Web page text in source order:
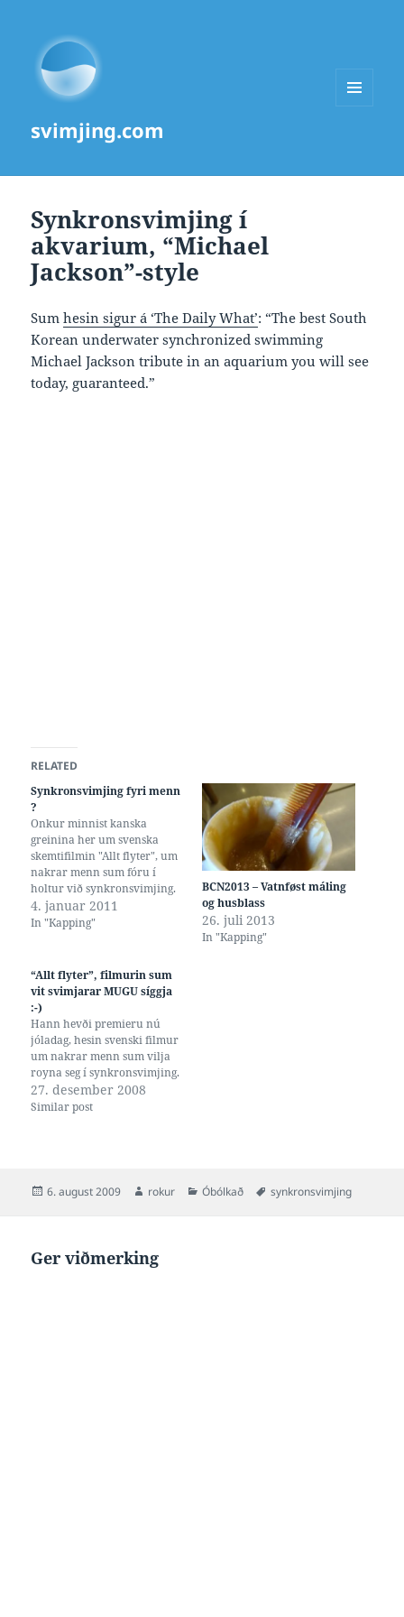
svimjing.com
Synkronsvimjing í
akvarium, “Michael
Jackson”-style
Sumhesin sigur á ‘The Daily What’: “The best South
Korean underwater synchronized swimming
Michael Jackson tribute in an aquarium you will see
today, guaranteed.”
RELATED
Synkronsvimjing fyri menn
?
Onkur minnist kanska
greinina her um svenska
skemtifilmin "Allt flyter", um
nakrar menn sum fóru í
holtur við synkronsvimjing.
Eftir øllum at døma 'stof til
eftertanke', tí nú spjaðist ein
alt møguligt um Stockholm
Konstsim Herr, sum
møøguliga upprunaliga var
ein joke,…
4. januar 2011
In "Kapping"
BCN2013 – Vatnføst máling
og husblass
26. juli 2013
In "Kapping"
“Allt flyter”, filmurin sum
vit svimjarar MUGU síggja
:-)
Hann hevði premieru nú
jóladag, hesin svenski filmur
um nakrar menn sum vilja
royna seg í synkronsvimjing.
27. desember 2008
Similar post
Posted
6. august 2009 Author
rokur Categories
Óbólkað Tags
synkronsvimjing
Ger viðmerking